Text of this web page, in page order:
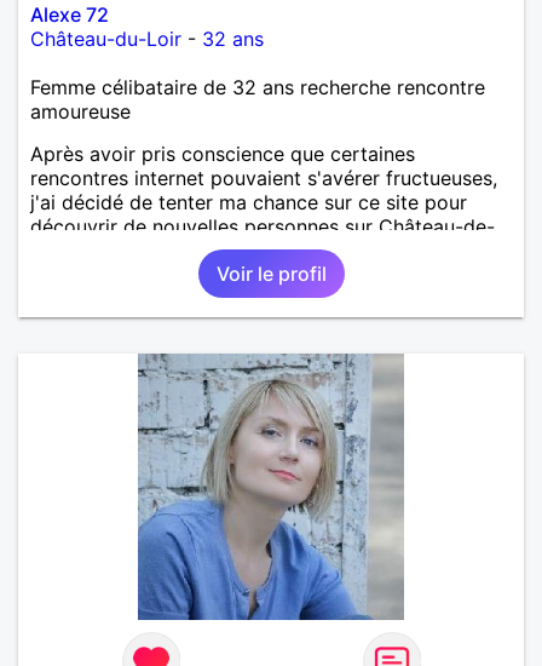
Alexe 72
Château-du-Loir - 32 ans
Femme célibataire de 32 ans recherche rencontre
amoureuse
Après avoir pris conscience que certaines
rencontres internet pouvaient s'avérer fructueuses,
j'ai décidé de tenter ma chance sur ce site pour
découvrir de nouvelles personnes sur Château-de-
Loir voire Le Mans ou La Flèche !
Voir le profil